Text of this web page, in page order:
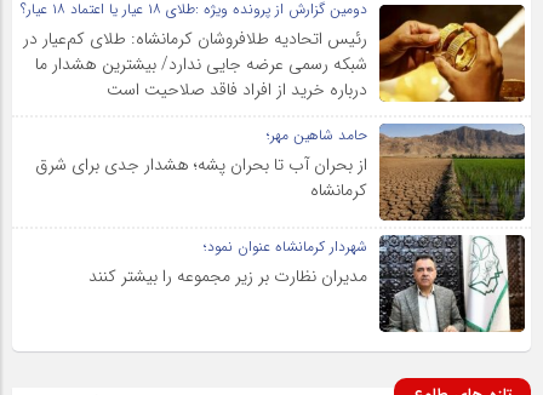
دومین گزارش از پرونده ویژه :طلای ۱۸ عیار یا اعتماد ۱۸ عیار؟
رئیس اتحادیه طلافروشان کرمانشاه: طلای کم‌عیار در
شبکه رسمی عرضه جایی ندارد/ بیشترین هشدار ما
درباره خرید از افراد فاقد صلاحیت است
حامد شاهین مهر؛
از بحران آب تا بحران پشه؛ هشدار جدی برای شرق
کرمانشاه
شهردار کرمانشاه عنوان نمود؛
مدیران نظارت بر زیر مجموعه را بیشتر کنند